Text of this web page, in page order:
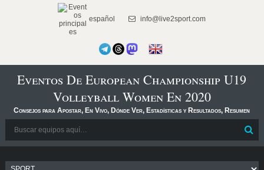
español info@live2sport.com
Eventos De European Championship U19
Volleyball Women En 2020
Consejos para Apostar, En Vivo, Dónde Ver, Estadísticas y Resultados, Resumen